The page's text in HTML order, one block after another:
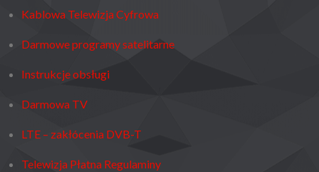
Kablowa Telewizja Cyfrowa
Darmowe programy satelitarne
Instrukcje obsługi
Darmowa TV
LTE – zakłócenia DVB-T
Telewizja Płatna Regulaminy